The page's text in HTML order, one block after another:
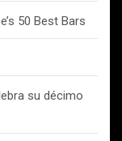
50 Best Bars
su décimo